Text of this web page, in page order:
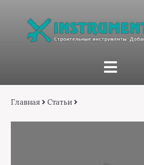
Главная Статьи